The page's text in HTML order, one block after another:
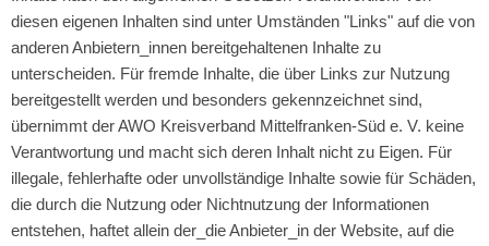
diesen eigenen Inhalten sind unter Umständen "Links" auf die von
anderen Anbietern_innen bereitgehaltenen Inhalte zu
unterscheiden. Für fremde Inhalte, die über Links zur Nutzung
bereitgestellt werden und besonders gekennzeichnet sind,
übernimmt der AWO Kreisverband Mittelfranken-Süd e. V. keine
Verantwortung und macht sich deren Inhalt nicht zu Eigen. Für
illegale, fehlerhafte oder unvollständige Inhalte sowie für Schäden,
die durch die Nutzung oder Nichtnutzung der Informationen
entstehen, haftet allein der_die Anbieter_in der Website, auf die